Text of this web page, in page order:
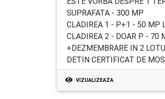
SUPRAFATA - 300 MP
CLADIREA 1 - P+1 - 50 MP
CLADIREA 2 - DOAR P - 70
+DEZMEMBRARE IN 2
DETIN CERTIFICAT DE
VIZUALIZEAZA